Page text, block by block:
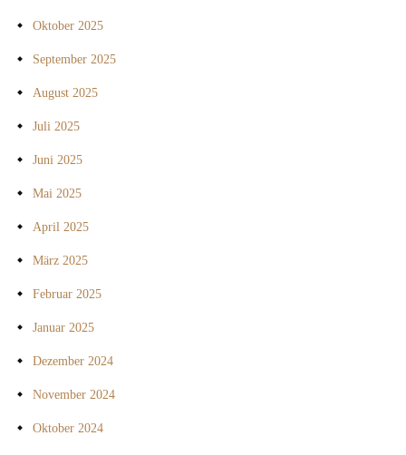
Oktober 2025
September 2025
August 2025
Juli 2025
Juni 2025
Mai 2025
April 2025
März 2025
Februar 2025
Januar 2025
Dezember 2024
November 2024
Oktober 2024